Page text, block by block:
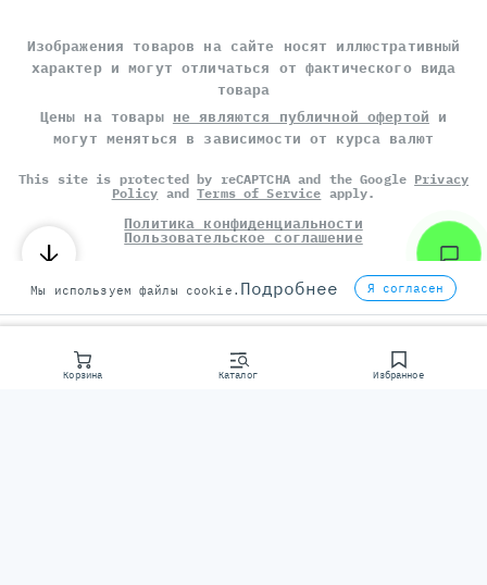
Корзина Каталог Избранное
Изображения товаров на сайте носят иллюстративный
характер и могут отличаться от фактического вида
товара
Цены на товары не являются публичной офертой и
могут меняться в зависимости от курса валют
This site is protected by reCAPTCHA and the Google Privacy
Policy andTerms of Service apply.
Политика конфиденциальности
Пользовательское соглашение
©СЕРВЕР МОЛЛ, 2014-2026
Мы используем файлы cookie. Подробнее Я согласен